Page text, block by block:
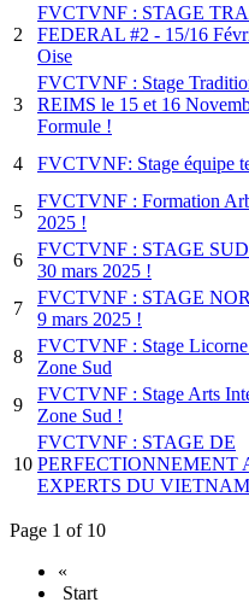
2
FVCTVNF : STAGE
FEDERAL #2 - 15/16
Oise
3
FVCTVNF : Stage
REIMS le 15 et 16
Formule !
4 FVCTVNF: Stage équipe
5
FVCTVNF : Formation
2025 !
6
FVCTVNF : STAGE
30 mars 2025 !
7
FVCTVNF : STAGE
9 mars 2025 !
8
FVCTVNF : Stage
Zone Sud
9
FVCTVNF : Stage Arts
Zone Sud !
10
FVCTVNF : STAGE DE
PERFECTIONNEMENT
EXPERTS DU
Page 1 of 10
«
Start